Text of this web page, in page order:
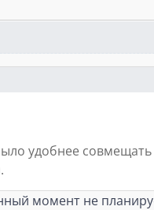
удобнее
момент не